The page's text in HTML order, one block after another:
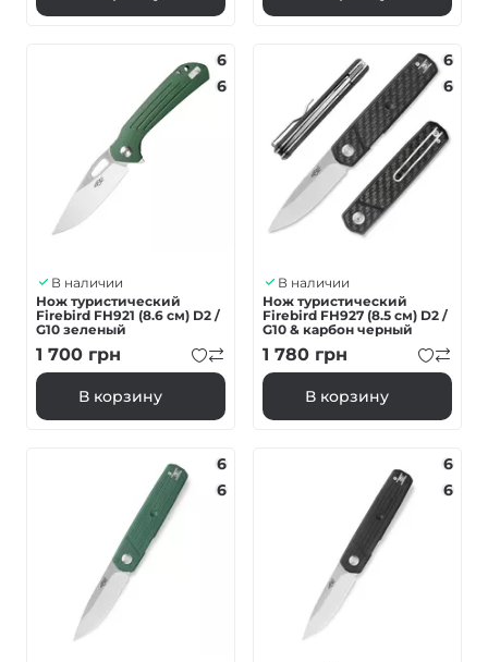
6
6
В наличии
Нож туристический
Firebird FH921 (8.6 см) D2 /
G10 зеленый
1 700 грн
В корзину
6
6
В наличии
Нож туристический
Firebird FH927 (8.5 см) D2 /
G10 & карбон черный
1 780 грн
В корзину
6
6
6
6